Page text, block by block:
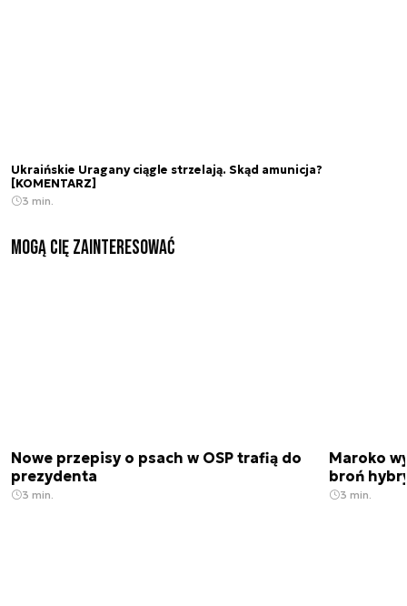
Ukraińskie Uragany ciągle strzelają. Skąd amunicja?
[KOMENTARZ]
3 min.
Mogą Cię zainteresować
Nowe przepisy o psach w OSP trafią do
prezydenta
3 min.
Maroko
broń
3 min.